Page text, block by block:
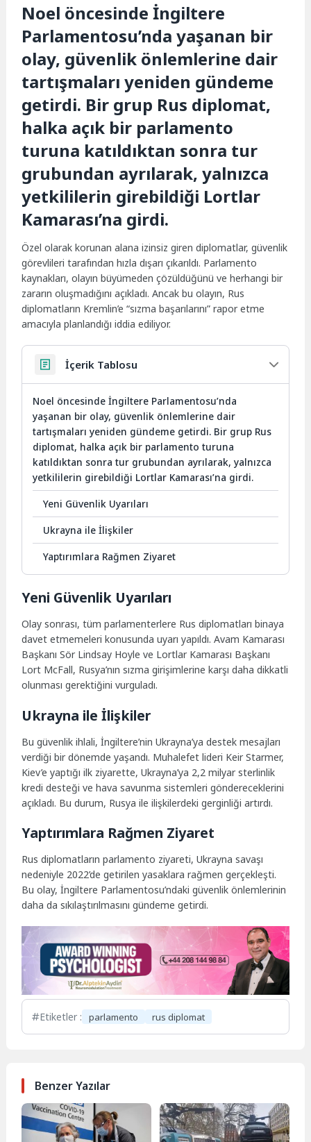
Noel öncesinde İngiltere
Parlamentosu’nda yaşanan bir
olay, güvenlik önlemlerine dair
tartışmaları yeniden gündeme
getirdi. Bir grup Rus diplomat,
halka açık bir parlamento
turuna katıldıktan sonra tur
grubundan ayrılarak, yalnızca
yetkililerin girebildiği Lortlar
Kamarası’na girdi.
Özel olarak korunan alana izinsiz giren diplomatlar, güvenlik
görevlileri tarafından hızla dışarı çıkarıldı. Parlamento
kaynakları, olayın büyümeden çözüldüğünü ve herhangi bir
zararın oluşmadığını açıkladı. Ancak bu olayın, Rus
diplomatların Kremlin’e “sızma başarılarını” rapor etme
amacıyla planlandığı iddia ediliyor.
İçerik Tablosu
Noel öncesinde İngiltere Parlamentosu’nda
yaşanan bir olay, güvenlik önlemlerine dair
tartışmaları yeniden gündeme getirdi. Bir grup Rus
diplomat, halka açık bir parlamento turuna
katıldıktan sonra tur grubundan ayrılarak, yalnızca
yetkililerin girebildiği Lortlar Kamarası’na girdi.
Yeni Güvenlik Uyarıları
Ukrayna ile İlişkiler
Yaptırımlara Rağmen Ziyaret
Yeni Güvenlik Uyarıları
Olay sonrası, tüm parlamenterlere Rus diplomatları binaya
davet etmemeleri konusunda uyarı yapıldı. Avam Kamarası
Başkanı Sör Lindsay Hoyle ve Lortlar Kamarası Başkanı
Lort McFall, Rusya’nın sızma girişimlerine karşı daha dikkatli
olunması gerektiğini vurguladı.
Ukrayna ile İlişkiler
Bu güvenlik ihlali, İngiltere’nin Ukrayna’ya destek mesajları
verdiği bir dönemde yaşandı. Muhalefet lideri Keir Starmer,
Kiev’e yaptığı ilk ziyarette, Ukrayna’ya 2,2 milyar sterlinlik
kredi desteği ve hava savunma sistemleri göndereceklerini
açıkladı. Bu durum, Rusya ile ilişkilerdeki gerginliği artırdı.
Yaptırımlara Rağmen Ziyaret
Rus diplomatların parlamento ziyareti, Ukrayna savaşı
nedeniyle 2022’de getirilen yasaklara rağmen gerçekleşti.
Bu olay, İngiltere Parlamentosu’ndaki güvenlik önlemlerinin
daha da sıkılaştırılmasını gündeme getirdi.
Etiketler : parlamento rus diplomat
Benzer Yazılar